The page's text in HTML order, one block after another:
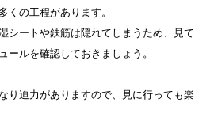
くの工程があります。
シートや鉄筋は隠れてしまうため、見て
ールを確認しておきましょう。
り迫力がありますので、見に行っても楽